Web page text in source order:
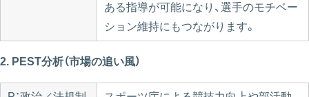
ある指導が可能になり、選手のモチベー
ション維持にもつながります。
2. PEST分析（市場の追い風）